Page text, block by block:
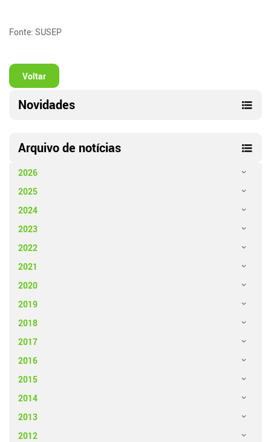
Fonte: SUSEP
Voltar
Novidades
Arquivo de notícias
2026
2025
2024
2023
2022
2021
2020
2019
2018
2017
2016
2015
2014
2013
2012